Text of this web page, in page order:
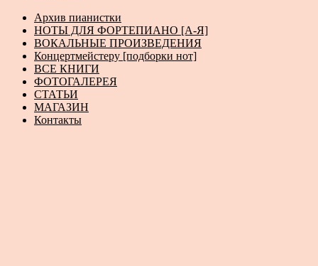
Архив пианистки
НОТЫ ДЛЯ ФОРТЕПИАНО [А-Я]
ВОКАЛЬНЫЕ ПРОИЗВЕДЕНИЯ
Концертмейстеру [подборки нот]
ВСЕ КНИГИ
ФОТОГАЛЕРЕЯ
СТАТЬИ
МАГАЗИН
Контакты